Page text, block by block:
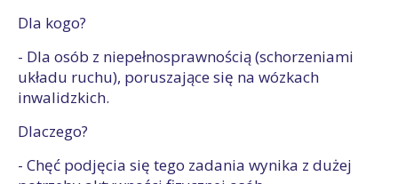
Dla kogo?
- Dla osób z niepełnosprawnością (schorzeniami
układu ruchu), poruszające się na wózkach
inwalidzkich.
Dlaczego?
- Chęć podjęcia się tego zadania wynika z dużej